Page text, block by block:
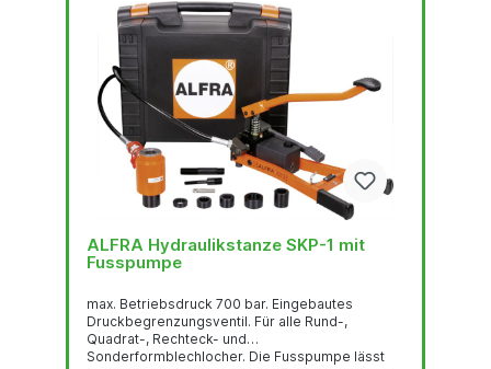
ALFRA Hydraulikstanze SKP-1 mit
Fusspumpe
max. Betriebsdruck 700 bar. Eingebautes
Druckbegrenzungsventil. Für alle Rund-,
Quadrat-, Rechteck- und
Sonderformblechlocher. Die Fusspumpe lässt